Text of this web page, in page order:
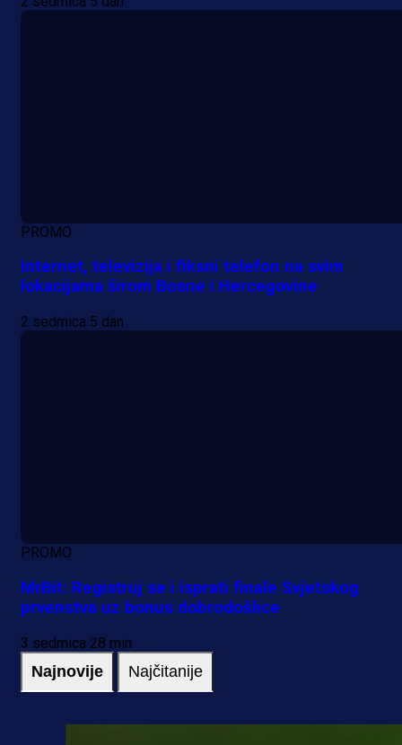
PROMO
Internet, televizija i fiksni telefon na svim
lokacijama širom Bosne i Hercegovine
2 sedmica 5 dan
PROMO
MrBit: Registruj se i isprati finale Svjetskog
prvenstva uz bonus dobrodošlice
3 sedmica 28 min
Najnovije Najčitanije